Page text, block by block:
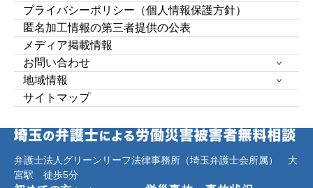
プライバシーポリシー（個人情報保護方針）
匿名加工情報の第三者提供の公表
メディア掲載情報
お問い合わせ
地域情報
サイトマップ
弁護士法人グリーンリーフ法律事務所（埼玉弁護士会所属） 大
宮駅 徒歩5分